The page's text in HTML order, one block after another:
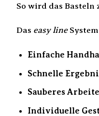
So wird das
Das easy line
Einfache
Schnelle
Sauberes
Individuelle